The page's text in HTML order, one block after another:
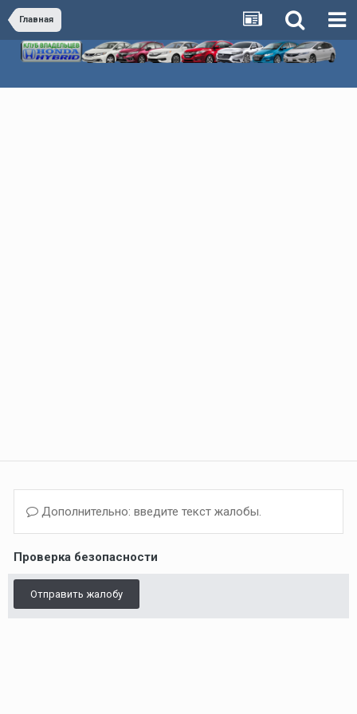
Главная
Дополнительно: введите текст жалобы.
Проверка безопасности
Отправить жалобу